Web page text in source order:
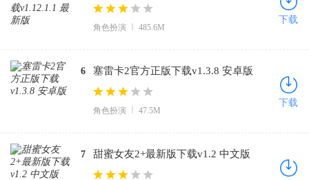
新版
角色扮演 485.6M
下载
6 塞雷卡2官方正版下载v1.3.8 安卓版
角色扮演 47.5M
下载
7 甜蜜女友2+最新版下载v1.2 中文版